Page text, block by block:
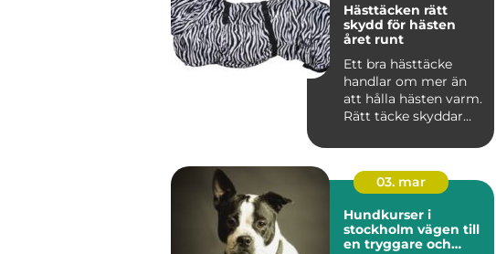
Hästtäcken rätt
skydd för hästen
året runt
Ett bra hästtäcke
handlar om mer än
att hålla hästen varm.
Rätt täcke skyddar
oc...
03. mar
Hundkurser i
stockholm vägen till
en tryggare och